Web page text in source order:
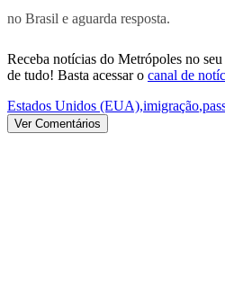
no Brasil e aguarda resposta.
Receba notícias do Metrópoles no
de tudo! Basta acessar o canal de
Estados Unidos (EUA),imigração,
Ver Comentários